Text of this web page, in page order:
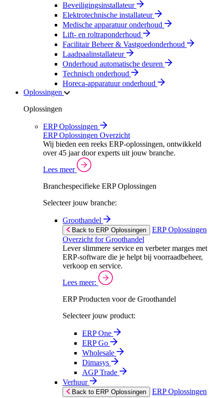
Beveiligingsinstallateur
Elektrotechnische installateur
Medische apparatuur onderhoud
Lift- en roltraponderhoud
Facilitair Beheer & Vastgoedonderhoud
Laadpaalinstallateur
Onderhoud automatische deuren
Technisch onderhoud
Horeca-apparatuur onderhoud
Oplossingen
Oplossingen
ERP Oplossingen
ERP Oplossingen Overzicht
Wij bieden een reeks ERP-oplossingen, ontwikkeld
over 45 jaar door experts uit jouw branche.
Lees meer
Branchespecifieke ERP Oplossingen
Selecteer jouw branche:
Groothandel
Back to ERP Oplossingen
ERP Oplossingen
Overzicht for Groothandel
Lever slimmere service en verbeter marges met
ERP-software die je helpt bij voorraadbeheer,
verkoop en service.
Lees meer:
ERP Producten voor de Groothandel
Selecteer jouw product:
ERP One
ERP Go
Wholesale
Dimasys
AGP Trade
Verhuur
Back to ERP Oplossingen
ERP Oplossingen